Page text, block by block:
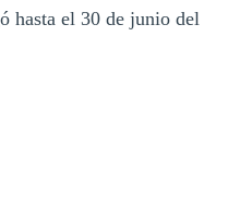
hasta el 30 de junio del